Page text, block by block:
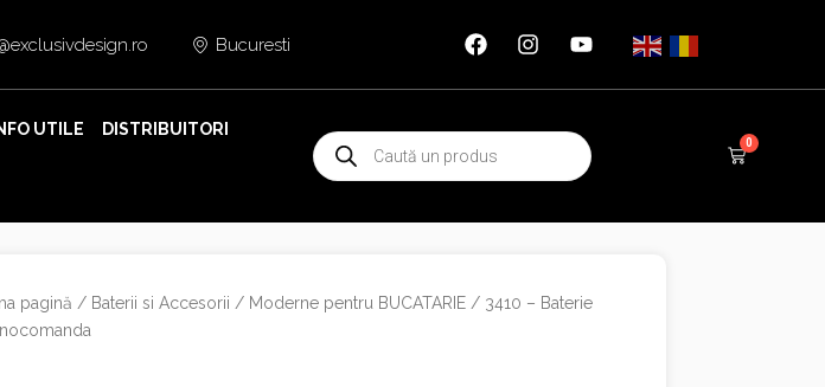
Bucuresti
UTILE DISTRIBUITORI
Products
search
0
Cart
pagină / Baterii si Accesorii / Moderne pentru BUCATARIE / 3410 – Baterie